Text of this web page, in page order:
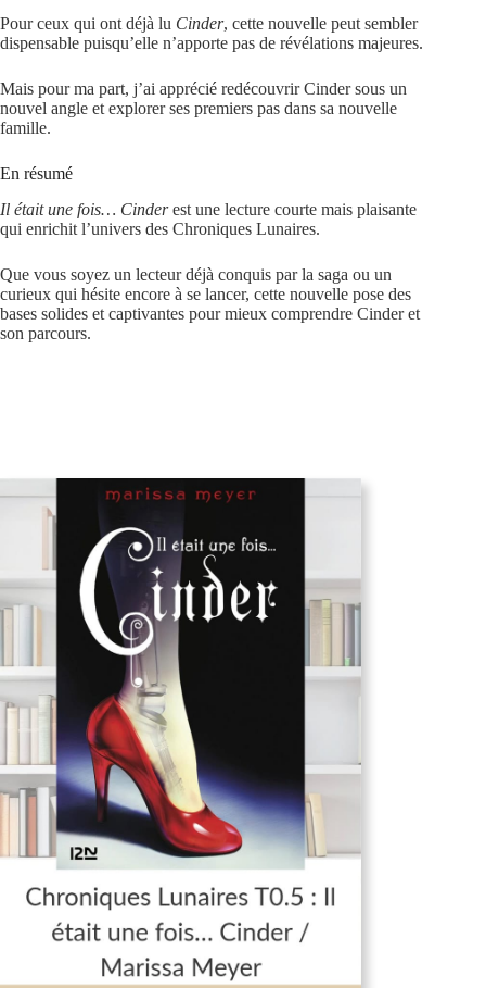
Pour ceux qui ont déjà lu Cinder, cette nouvelle peut sembler
dispensable puisqu’elle n’apporte pas de révélations majeures.
Mais pour ma part, j’ai apprécié redécouvrir Cinder sous un
nouvel angle et explorer ses premiers pas dans sa nouvelle
famille.
En résumé
Il était une fois… Cinderest une lecture courte mais plaisante
qui enrichit l’univers des Chroniques Lunaires.
Que vous soyez un lecteur déjà conquis par la saga ou un
curieux qui hésite encore à se lancer, cette nouvelle pose des
bases solides et captivantes pour mieux comprendre Cinder et
son parcours.